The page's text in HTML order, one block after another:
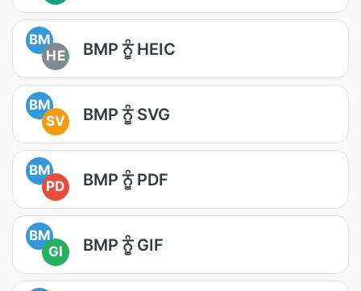
BM
HE
BMP ਨੂੰ HEIC
BM
SV
BMP ਨੂੰ SVG
BM
PD
BMP ਨੂੰ PDF
BM
GI
BMP ਨੂੰ GIF